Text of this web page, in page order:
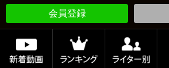
会員登録